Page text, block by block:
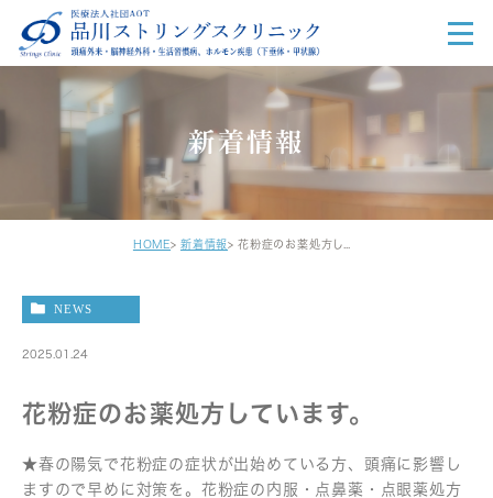
新着情報
HOME 新着情報
NEWS
2025.01.24
花粉症のお薬処方しています。
★春の陽気で花粉症の症状が出始めている方、頭痛に影響し
ますので早めに対策を。花粉症の内服・点鼻薬・点眼薬処方